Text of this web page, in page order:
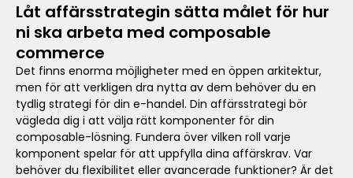
Låt affärsstrategin sätta målet för hur
ni ska arbeta med composable
commerce
Det finns enorma möjligheter med en öppen arkitektur,
men för att verkligen dra nytta av dem behöver du en
tydlig strategi för din e-handel. Din affärsstrategi bör
vägleda dig i att välja rätt komponenter för din
composable-lösning. Fundera över vilken roll varje
komponent spelar för att uppfylla dina affärskrav. Var
behöver du flexibilitet eller avancerade funktioner? Är det